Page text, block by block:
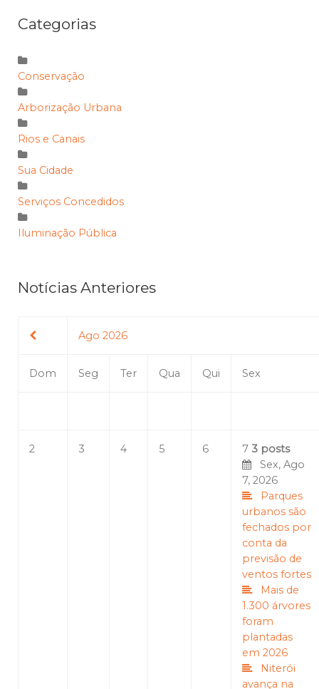
Categorias
Conservação
Arborização Urbana
Rios e Canais
Sua Cidade
Serviços Concedidos
Iluminação Pública
Notícias Anteriores
Ago 2026
Dom Seg Ter Qua Qui Sex
2 3 4 5 6 7 3 posts
Sex, Ago
7, 2026
Parques
urbanos são
fechados por
conta da
previsão de
ventos fortes
Mais de
1.300 árvores
foram
plantadas
em 2026
Niterói
avança na